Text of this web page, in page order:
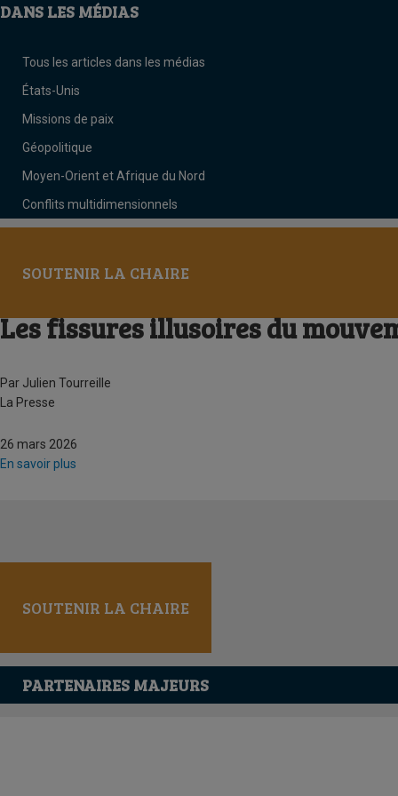
DANS LES MÉDIAS
Tous les articles dans les médias
États-Unis
Missions de paix
Géopolitique
Moyen-Orient et Afrique du Nord
Conflits multidimensionnels
SOUTENIR LA CHAIRE
Les fissures illusoires du
Par Julien Tourreille
La Presse
26 mars 2026
En savoir plus
SOUTENIR LA CHAIRE
PARTENAIRES MAJEURS